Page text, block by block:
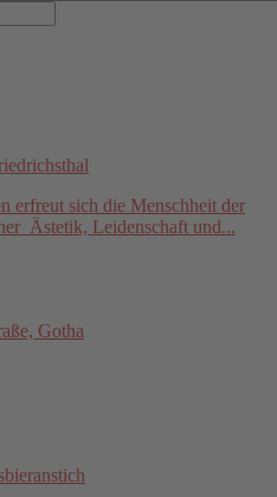
erfreut sich die Menschheit der
Ästetik, Leidenschaft und...
Gotha